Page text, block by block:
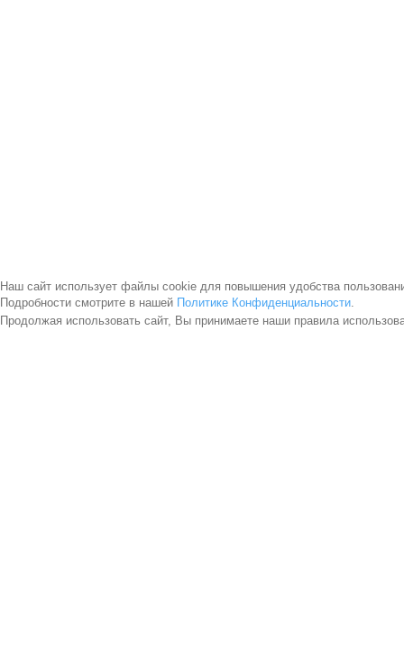
Наш сайт использует файлы cookie для повышения удобства
Подробности смотрите в нашей Политике Конфиденциальности.
Продолжая использовать сайт, Вы принимаете наши правила